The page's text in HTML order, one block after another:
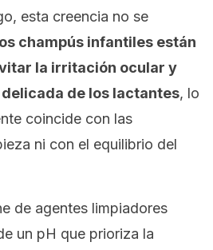
esta creencia no se
champús infantiles están
la irritación ocular y
de los lactantes, lo
coincide con las
ni con el equilibrio del
de agentes limpiadores
un pH que prioriza la